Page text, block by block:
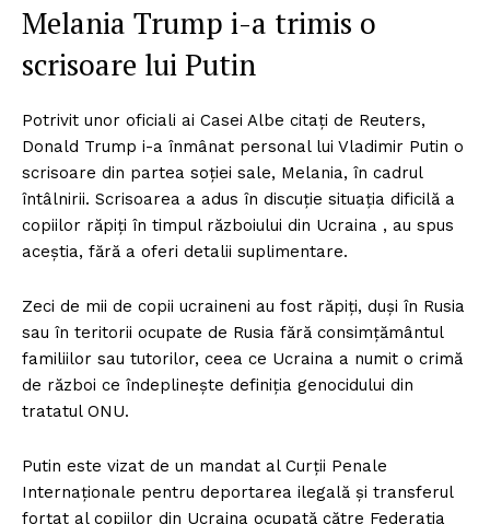
Melania Trump i-a trimis o
scrisoare lui Putin
Potrivit unor oficiali ai Casei Albe citați de Reuters,
Donald Trump i-a înmânat personal lui Vladimir Putin o
scrisoare din partea soției sale, Melania, în cadrul
întâlnirii. Scrisoarea a adus în discuție situația dificilă a
copiilor răpiți în timpul războiului din Ucraina , au spus
aceștia, fără a oferi detalii suplimentare.
Zeci de mii de copii ucraineni au fost răpiți, duși în Rusia
sau în teritorii ocupate de Rusia fără consimțământul
familiilor sau tutorilor, ceea ce Ucraina a numit o crimă
de război ce îndeplinește definiția genocidului din
tratatul ONU.
Putin este vizat de un mandat al Curții Penale
Internaționale pentru deportarea ilegală și transferul
forțat al copiilor din Ucraina ocupată către Federația